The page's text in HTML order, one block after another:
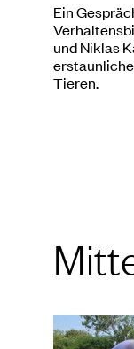
Ein
und Niklas
Tieren.